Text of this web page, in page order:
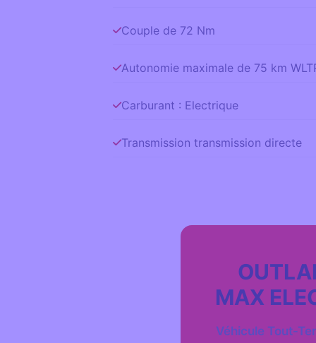
Couple de 72 Nm
Autonomie maximale de 75 km
Carburant : Electrique
Transmission transmission directe
MAX
Véhicule Tout-